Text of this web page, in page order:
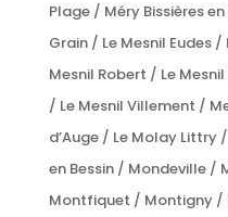
Plage / Méry Bissières
Grain / Le Mesnil Eudes
Mesnil Robert / Le
/ Le Mesnil Villement /
d’Auge / Le Molay Littry
en Bessin / Mondeville /
Montfiquet / Montigny /